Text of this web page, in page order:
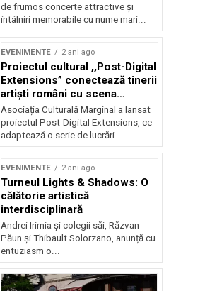
de frumos concerte attractive şi
întâlniri memorabile cu nume mari...
EVENIMENTE 2 ani ago
Proiectul cultural ,,Post-Digital
Extensions” conectează tinerii
artiști români cu scena
internațională
Asociația Culturală Marginal a lansat
proiectul Post-Digital Extensions, ce
adaptează o serie de lucrări...
EVENIMENTE 2 ani ago
Turneul Lights & Shadows: O
călătorie artistică
interdisciplinară
Andrei Irimia și colegii săi, Răzvan
Păun și Thibault Solorzano, anunță cu
entuziasm o...